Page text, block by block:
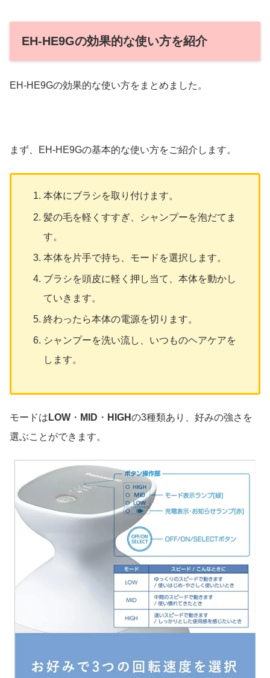
EH-HE9Gの効果的な使い方を紹介
EH-HE9Gの効果的な使い方をまとめました。
まず、EH-HE9Gの基本的な使い方をご紹介します。
本体にブラシを取り付けます。
髪の毛を軽くすすぎ、シャンプーを泡だてま
す。
本体を片手で持ち、モードを選択します。
ブラシを頭皮に軽く押し当て、本体を動かし
ていきます。
終わったら本体の電源を切ります。
シャンプーを洗い流し、いつものヘアケアを
します。
モードは LOW ・ MID ・ HIGHの3種類あり、好みの強さを
選ぶことができます。